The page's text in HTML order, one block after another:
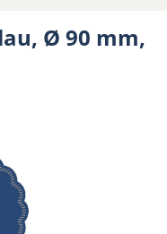
Ø 90 mm,